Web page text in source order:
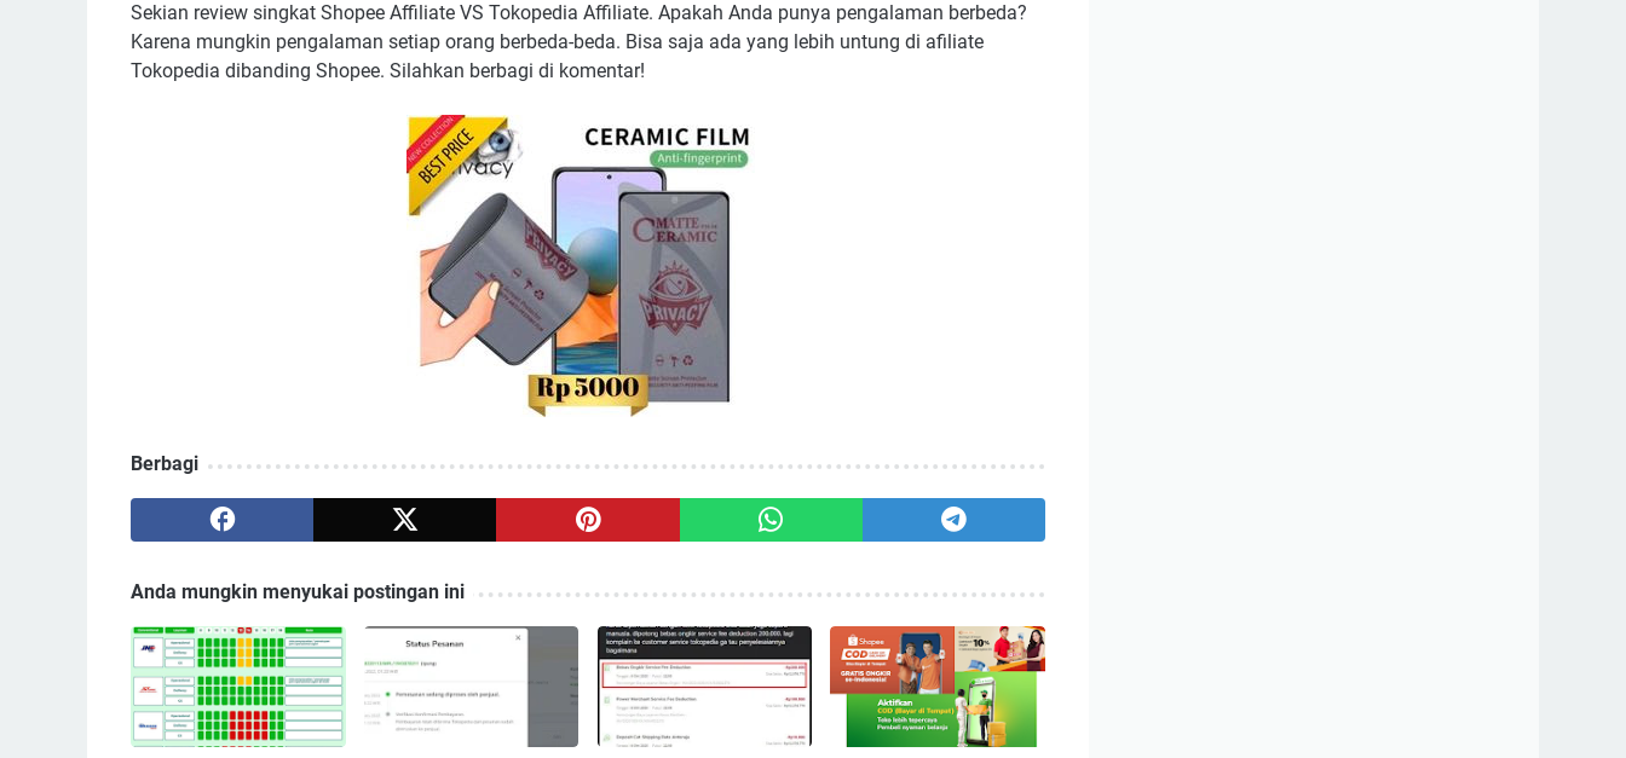
Sekian review singkat Shopee Affiliate VS Tokopedia Affiliate. Apakah Anda punya pengalaman berbeda?
Karena mungkin pengalaman setiap orang berbeda-beda. Bisa saja ada yang lebih untung di afiliate
Tokopedia dibanding Shopee. Silahkan berbagi di komentar!
Berbagi
Anda mungkin menyukai postingan ini